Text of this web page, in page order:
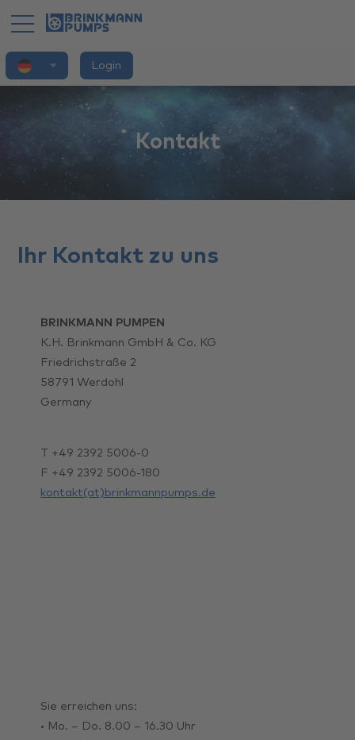
Home
Application
Products
Deutsch Login
Kontakt
Ihr Kontakt zu uns
BRINKMANN PUMPEN
K.H. Brinkmann GmbH & Co. KG
Friedrichstraße 2
58791 Werdohl
Germany
T +49 2392 5006-0
F +49 2392 5006-180
kontakt(at)brinkmannpumps.de
Sie erreichen uns:
• Mo. – Do. 8.00 – 16.30 Uhr